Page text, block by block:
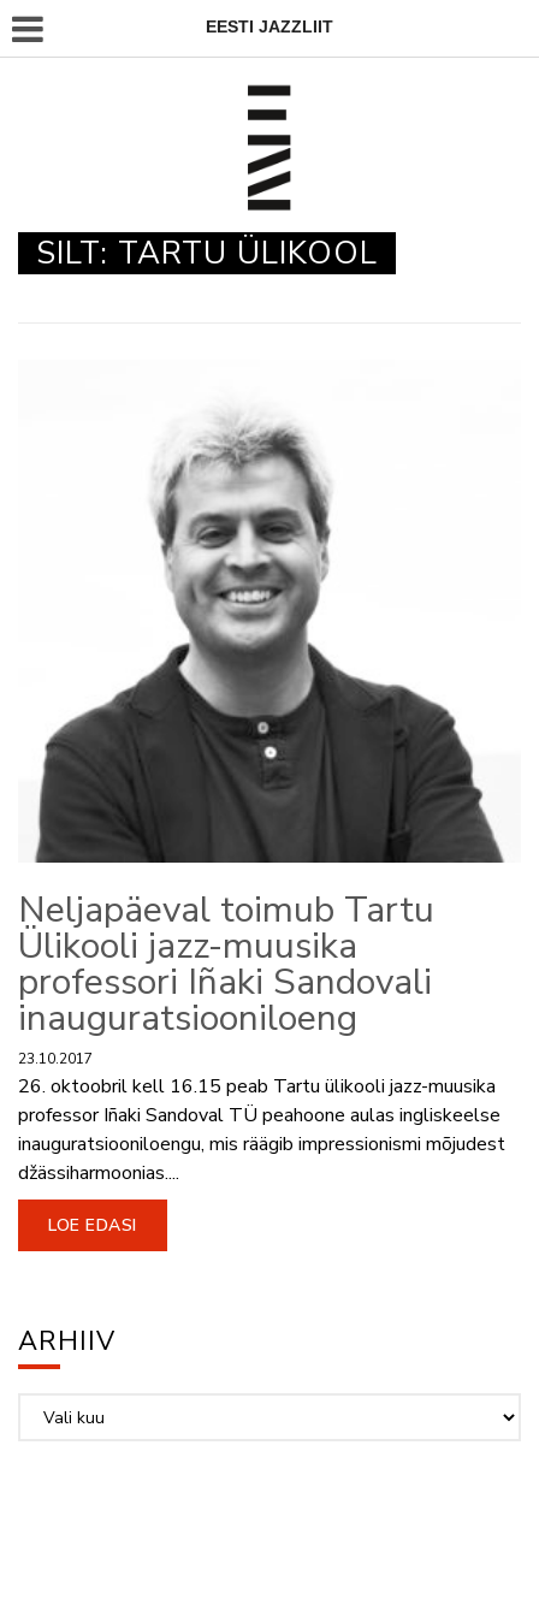
EESTI JAZZLIIT
SILT: TARTU ÜLIKOOL
Neljapäeval toimub Tartu
Ülikooli jazz-muusika
professori Iñaki Sandovali
inauguratsiooniloeng
23.10.2017
26. oktoobril kell 16.15 peab Tartu ülikooli jazz-muusika
professor Iñaki Sandoval TÜ peahoone aulas ingliskeelse
inauguratsiooniloengu, mis räägib impressionismi mõjudest
džässiharmoonias....
LOE EDASI
ARHIIV